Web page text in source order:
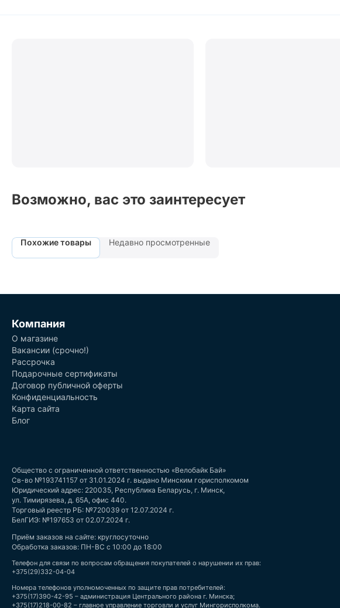
Возможно, вас это заинтересует
Похожие товары Недавно просмотренные
Компания
О магазине
Вакансии (срочно!)
Рассрочка
Подарочные сертификаты
Договор публичной оферты
Конфиденциальность
Карта сайта
Блог
Общество с ограниченной ответственностью «Велобайк Бай»
Св-во №193741157 от 31.01.2024 г. выдано Минским горисполкомом
Юридический адрес: 220035, Республика Беларусь, г. Минск,
ул. Тимирязева, д. 65А, офис 440.
Торговый реестр РБ: №720039 от 12.07.2024 г.
БелГИЭ: №197653 от 02.07.2024 г.
Приём заказов на сайте: круглосуточно
Обработка заказов: ПН-ВС с 10:00 до 18:00
Телефон для связи по вопросам обращения покупателей о нарушении их прав:
+375(29)332-04-04
Номера телефонов уполномоченных по защите прав потребителей:
+375(17)390-42-95 – администрация Центрального района г. Минска;
+375(17)218-00-82 – главное управление торговли и услуг Мингорисполкома.